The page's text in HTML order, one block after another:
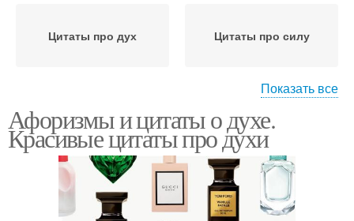
Цитаты про дух Цитаты про силу
Цитаты про стойкость Афоризмы про дух
Показать все
Афоризмы и цитаты о духе.
Красивые цитаты про духи